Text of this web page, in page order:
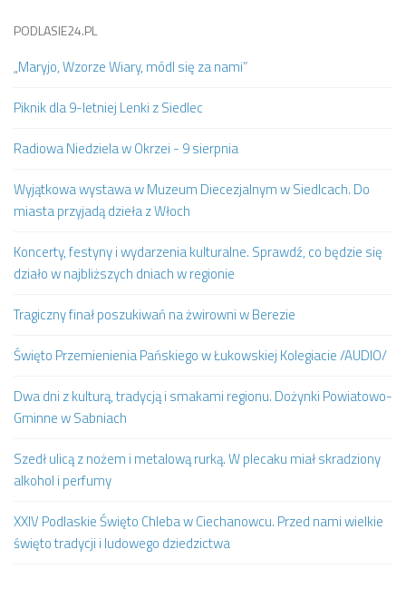
PODLASIE24.PL
„Maryjo, Wzorze Wiary, módl się za nami”
Piknik dla 9-letniej Lenki z Siedlec
Radiowa Niedziela w Okrzei - 9 sierpnia
Wyjątkowa wystawa w Muzeum Diecezjalnym w Siedlcach. Do
miasta przyjadą dzieła z Włoch
Koncerty, festyny i wydarzenia kulturalne. Sprawdź, co będzie się
działo w najbliższych dniach w regionie
Tragiczny finał poszukiwań na żwirowni w Berezie
Święto Przemienienia Pańskiego w Łukowskiej Kolegiacie /AUDIO/
Dwa dni z kulturą, tradycją i smakami regionu. Dożynki Powiatowo-
Gminne w Sabniach
Szedł ulicą z nożem i metalową rurką. W plecaku miał skradziony
alkohol i perfumy
XXIV Podlaskie Święto Chleba w Ciechanowcu. Przed nami wielkie
święto tradycji i ludowego dziedzictwa